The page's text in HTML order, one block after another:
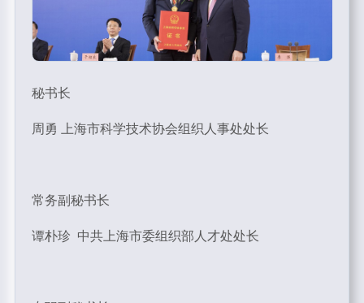
秘书长
周勇 上海市科学技术协会组织人事处处长
常务副秘书长
谭朴珍 中共上海市委组织部人才处处长